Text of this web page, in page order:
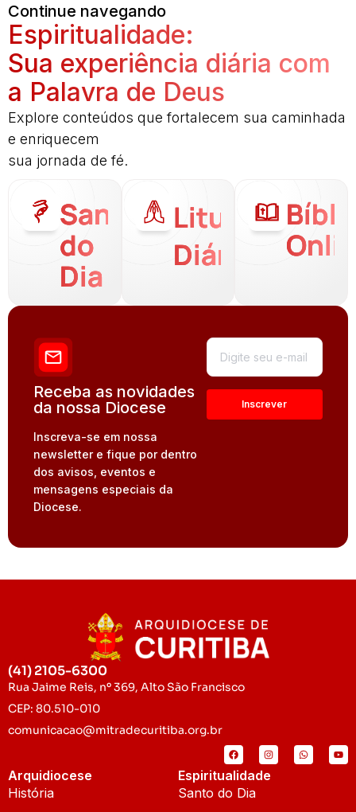
Continue navegando
Espiritualidade:
Sua experiência diária com
a Palavra de Deus
Explore conteúdos que fortalecem sua caminhada
e enriquecem
sua jornada de fé.
Santo
do
Dia
Liturgia
Diária
Receba as novidades
da nossa Diocese
Inscreva-se em nossa
newsletter e fique por dentro
dos avisos, eventos e
mensagens especiais da
Diocese.
(41) 2105-6300
Rua Jaime Reis, nº 369, Alto São Francisco
CEP: 80.510-010
comunicacao@mitradecuritiba.org.br
Arquidiocese
História
Espiritualidade
Santo do Dia